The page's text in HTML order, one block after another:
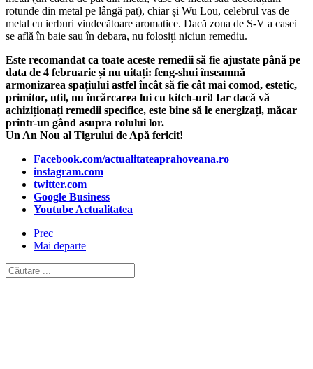
rotunde din metal pe lângă pat), chiar și Wu Lou, celebrul vas de
metal cu ierburi vindecătoare aromatice. Dacă zona de S-V a casei
se află în baie sau în debara, nu folosiți niciun remediu.
Este recomandat ca toate aceste remedii să fie ajustate până pe
data de 4 februarie și nu uitați: feng-shui înseamnă
armonizarea spațiului astfel încât să fie cât mai comod, estetic,
primitor, util, nu încărcarea lui cu kitch-uri! Iar dacă vă
achiziționați remedii specifice, este bine să le energizați, măcar
printr-un gând asupra rolului lor.
Un An Nou al Tigrului de Apă fericit!
Facebook.com/actualitateaprahoveana.ro
instagram.com
twitter.com
Google Business
Youtube Actualitatea
Prec
Mai departe